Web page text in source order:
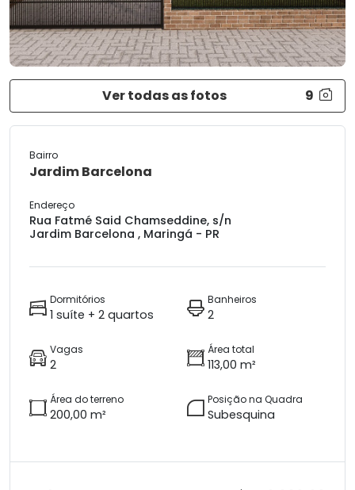
Ver todas as fotos 9
Bairro
Jardim Barcelona
Endereço
Rua Fatmé Said Chamseddine, s/n
Jardim Barcelona , Maringá - PR
Dormitórios
1 suíte + 2 quartos
Banheiros
2
Vagas
2
Área total
113,00 m²
Área do terreno
200,00 m²
Posição na Quadra
Subesquina